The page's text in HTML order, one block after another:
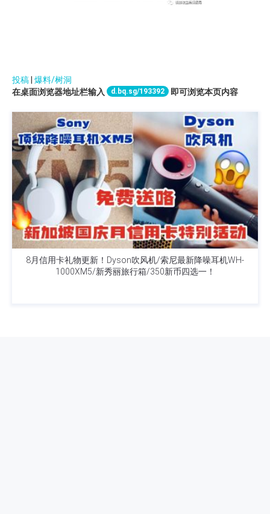
投稿 爆料/树洞
在桌面浏览器地址栏输入
d.bq.sg/193392 即可浏览本页内容
8月信用卡礼物更新！Dyson吹风机/索尼最新降噪耳机WH-
1000XM5/新秀丽旅行箱/350新币四选一！